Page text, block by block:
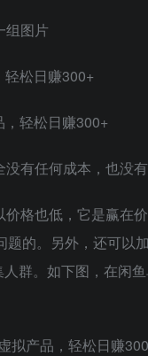
组图片
有任何成本，也没
格也低，它是赢在
的。另外，还可以
群。如下图，在闲